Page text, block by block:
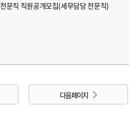
문직 직원공개모집(세무담당 전문직)
다음 페이지